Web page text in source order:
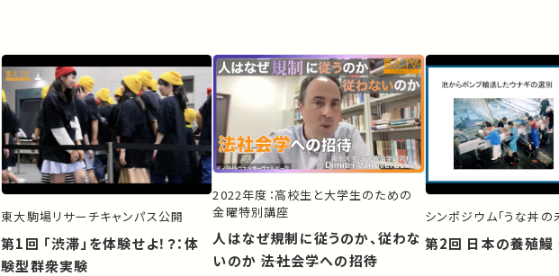
東大駒場リサーチキャンパス公開
第1回 「渋滞」を体験せよ！？：体
験型群衆実験
2022年度：高校生と大学生のための
金曜特別講座
人はなぜ規制に従うのか、従わな
いのか ――法社会学への招待
シンポジウム「うな丼の
第2回 日本の養殖